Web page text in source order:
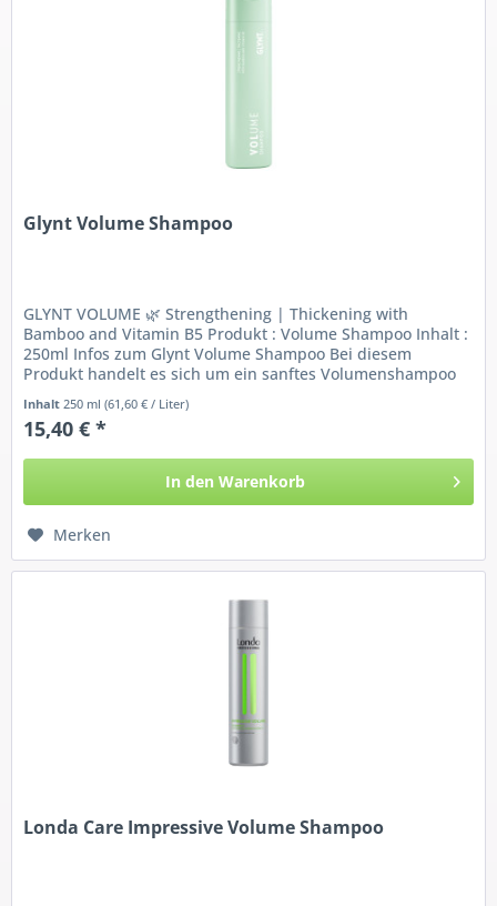
Glynt Volume Shampoo
GLYNT VOLUME 🌿 Strengthening | Thickening with
Bamboo and Vitamin B5 Produkt : Volume Shampoo Inhalt :
250ml Infos zum Glynt Volume Shampoo Bei diesem
Produkt handelt es sich um ein sanftes Volumenshampoo
Inhalt250 ml(61,60 € / Liter)
15,40 € *
In den Warenkorb
Merken
Londa Care Impressive Volume Shampoo